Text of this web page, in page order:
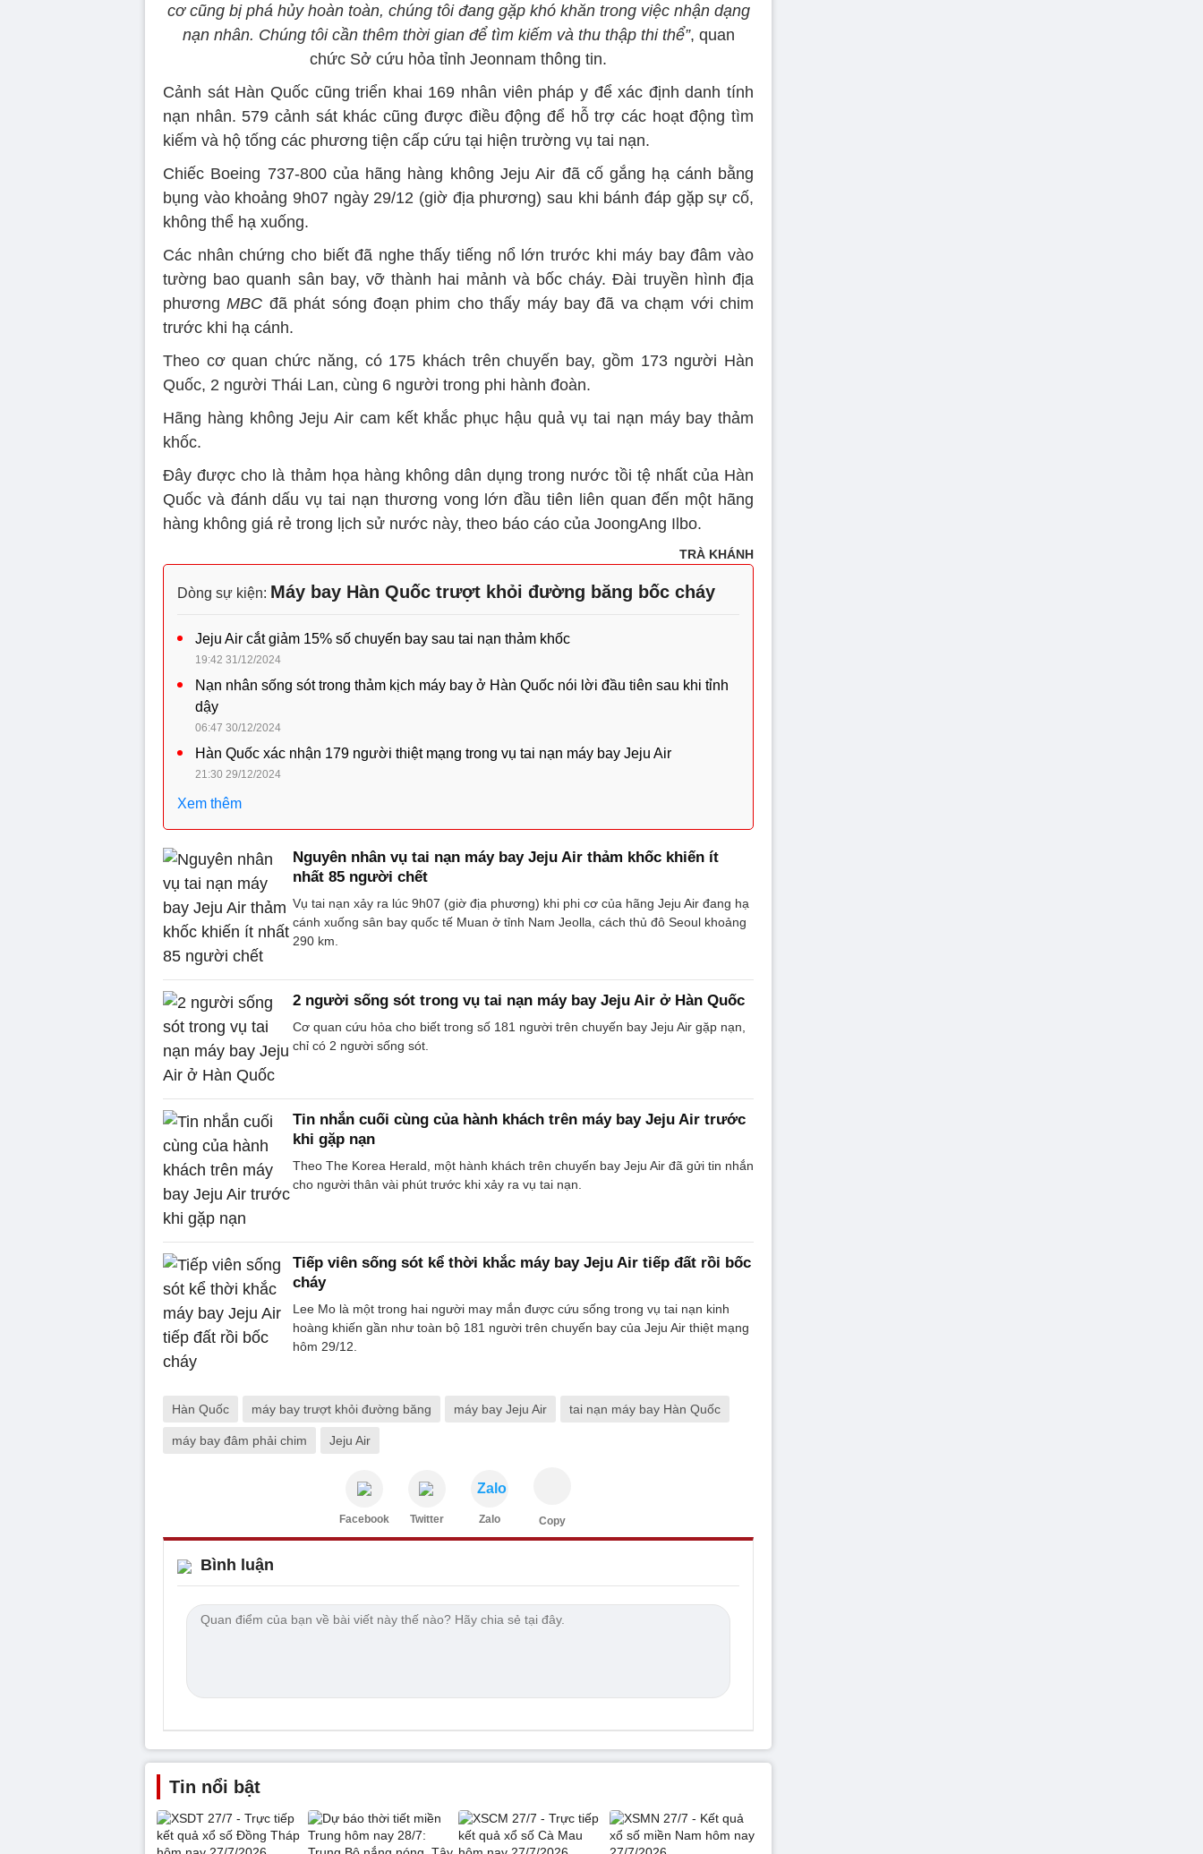
cơ cũng bị phá hủy hoàn toàn, chúng tôi đang gặp khó khăn trong việc nhận dạng
nạn nhân. Chúng tôi cần thêm thời gian để tìm kiếm và thu thập thi thể”, quan
chức Sở cứu hỏa tỉnh Jeonnam thông tin.
Cảnh sát Hàn Quốc cũng triển khai 169 nhân viên pháp y để xác định danh tính
nạn nhân. 579 cảnh sát khác cũng được điều động để hỗ trợ các hoạt động tìm
kiếm và hộ tống các phương tiện cấp cứu tại hiện trường vụ tai nạn.
Chiếc Boeing 737-800 của hãng hàng không Jeju Air đã cố gắng hạ cánh bằng
bụng vào khoảng 9h07 ngày 29/12 (giờ địa phương) sau khi bánh đáp gặp sự cố,
không thể hạ xuống.
Các nhân chứng cho biết đã nghe thấy tiếng nổ lớn trước khi máy bay đâm vào
tường bao quanh sân bay, vỡ thành hai mảnh và bốc cháy. Đài truyền hình địa
phương MBC đã phát sóng đoạn phim cho thấy máy bay đã va chạm với chim
trước khi hạ cánh.
Theo cơ quan chức năng, có 175 khách trên chuyến bay, gồm 173 người Hàn
Quốc, 2 người Thái Lan, cùng 6 người trong phi hành đoàn.
Hãng hàng không Jeju Air cam kết khắc phục hậu quả vụ tai nạn máy bay thảm
khốc.
Đây được cho là thảm họa hàng không dân dụng trong nước tồi tệ nhất của Hàn
Quốc và đánh dấu vụ tai nạn thương vong lớn đầu tiên liên quan đến một hãng
hàng không giá rẻ trong lịch sử nước này, theo báo cáo của JoongAng Ilbo.
TRÀ KHÁNH
Dòng sự kiện: Máy bay Hàn Quốc trượt khỏi đường băng bốc cháy
Jeju Air cắt giảm 15% số chuyến bay sau tai nạn thảm khốc
19:42 31/12/2024
Nạn nhân sống sót trong thảm kịch máy bay ở Hàn Quốc nói lời đầu tiên sau khi tỉnh
dậy
06:47 30/12/2024
Hàn Quốc xác nhận 179 người thiệt mạng trong vụ tai nạn máy bay Jeju Air
21:30 29/12/2024
Xem thêm
Nguyên nhân vụ tai nạn máy bay Jeju Air thảm khốc khiến ít
nhất 85 người chết
Vụ tai nạn xảy ra lúc 9h07 (giờ địa phương) khi phi cơ của hãng Jeju Air đang hạ
cánh xuống sân bay quốc tế Muan ở tỉnh Nam Jeolla, cách thủ đô Seoul khoảng
290 km.
2 người sống sót trong vụ tai nạn máy bay Jeju Air ở Hàn Quốc
Cơ quan cứu hỏa cho biết trong số 181 người trên chuyến bay Jeju Air gặp nạn,
chỉ có 2 người sống sót.
Tin nhắn cuối cùng của hành khách trên máy bay Jeju Air trước
khi gặp nạn
Theo The Korea Herald, một hành khách trên chuyến bay Jeju Air đã gửi tin nhắn
cho người thân vài phút trước khi xảy ra vụ tai nạn.
Tiếp viên sống sót kể thời khắc máy bay Jeju Air tiếp đất rồi bốc
cháy
Lee Mo là một trong hai người may mắn được cứu sống trong vụ tai nạn kinh
hoàng khiến gần như toàn bộ 181 người trên chuyến bay của Jeju Air thiệt mạng
hôm 29/12.
Hàn Quốc máy bay trượt khỏi đường băng máy bay Jeju Air tai nạn máy bay Hàn Quốc
máy bay đâm phải chim Jeju Air
Facebook Twitter
Zalo
Zalo Copy
Bình luận
Tin nổi bật